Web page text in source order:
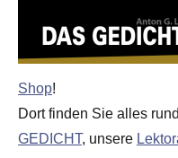
Shop!
Dort finden Sie alles
GEDICHT, unsere